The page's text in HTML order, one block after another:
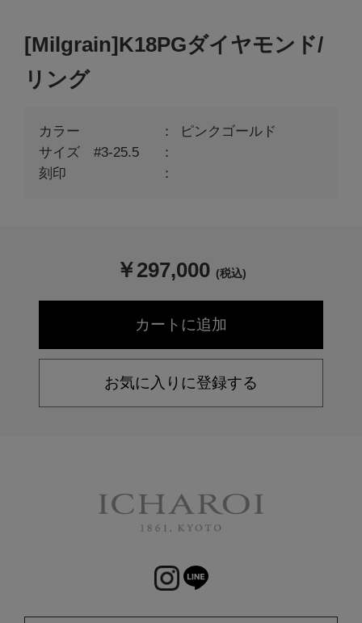
[Milgrain]K18PGダイヤモンド/
リング
カラー
ピンクゴールド
サイズ #3-25.5
刻印
￥297,000 (税込)
お気に入りに登録する